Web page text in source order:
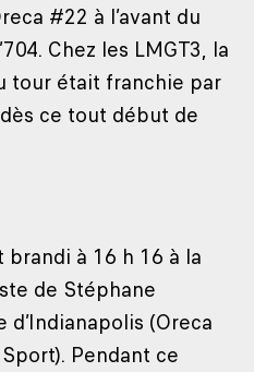
#22 à l’avant du
Chez les LMGT3, la
tour était franchie par
ce tout début de
à 16 h 16 à la
de Stéphane
(Oreca
Pendant ce